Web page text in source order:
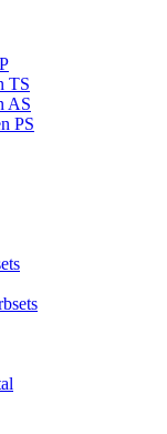
TS
AS
PS